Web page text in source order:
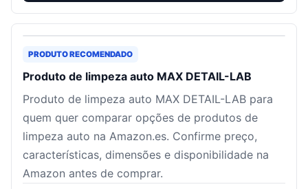
PRODUTO RECOMENDADO
Produto de limpeza auto MAX DETAIL-LAB
Produto de limpeza auto MAX DETAIL-LAB para
quem quer comparar opções de produtos de
limpeza auto na Amazon.es. Confirme preço,
características, dimensões e disponibilidade na
Amazon antes de comprar.